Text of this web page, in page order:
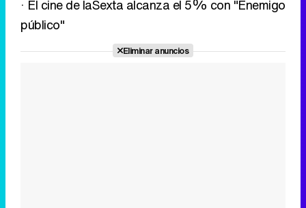
· El cine de laSexta alcanza el 5% con "Enemigo
público"
Eliminar anuncios